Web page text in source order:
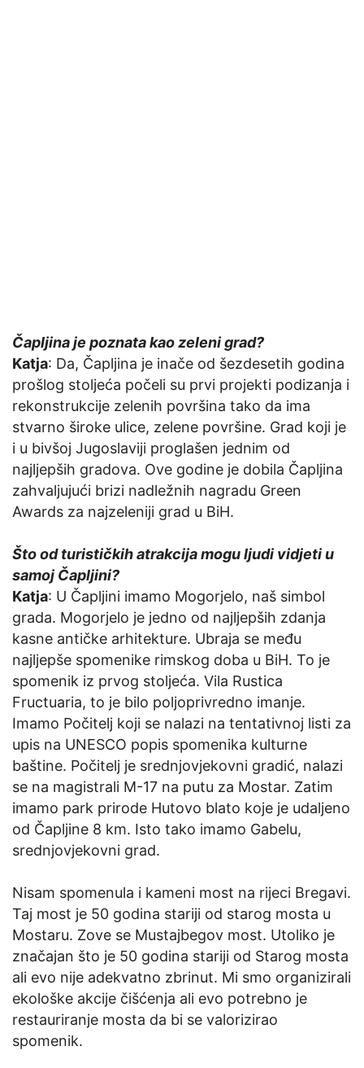
Čapljina je poznata kao zeleni grad?
Katja: Da, Čapljina je inače od šezdesetih godina
prošlog stoljeća počeli su prvi projekti podizanja i
rekonstrukcije zelenih površina tako da ima
stvarno široke ulice, zelene površine. Grad koji je
i u bivšoj Jugoslaviji proglašen jednim od
najljepših gradova. Ove godine je dobila Čapljina
zahvaljujući brizi nadležnih nagradu Green
Awards za najzeleniji grad u BiH.
Što od turističkih atrakcija mogu ljudi vidjeti u
samoj Čapljini?
Katja: U Čapljini imamo Mogorjelo, naš simbol
grada. Mogorjelo je jedno od najljepših zdanja
kasne antičke arhitekture. Ubraja se među
najljepše spomenike rimskog doba u BiH. To je
spomenik iz prvog stoljeća. Vila Rustica
Fructuaria, to je bilo poljoprivredno imanje.
Imamo Počitelj koji se nalazi na tentativnoj listi za
upis na UNESCO popis spomenika kulturne
baštine. Počitelj je srednjovjekovni gradić, nalazi
se na magistrali M-17 na putu za Mostar. Zatim
imamo park prirode Hutovo blato koje je udaljeno
od Čapljine 8 km. Isto tako imamo Gabelu,
srednjovjekovni grad.
Nisam spomenula i kameni most na rijeci Bregavi.
Taj most je 50 godina stariji od starog mosta u
Mostaru. Zove se Mustajbegov most. Utoliko je
značajan što je 50 godina stariji od Starog mosta
ali evo nije adekvatno zbrinut. Mi smo organizirali
ekološke akcije čišćenja ali evo potrebno je
restauriranje mosta da bi se valorizirao
spomenik.